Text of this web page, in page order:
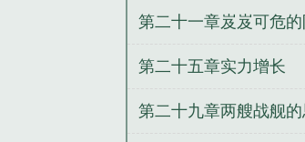
斯黑海舰队司令 北海
令是什么级别
舰队司
舰队司令 舰队司令是
第二十一章岌岌可危
第二十五章实力增长
第二十九章两艘战舰